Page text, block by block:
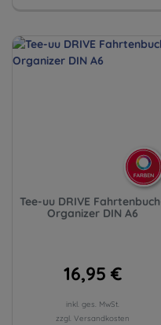
Tee-uu DRIVE
Organizer DIN A6
16,95 €
inkl. ges. MwSt.
zzgl. Versandkosten